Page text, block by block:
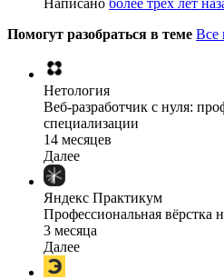
Написано более трёх лет
Помогут разобраться в теме Все
Нетология
Веб-разработчик с нуля:
специализации
14 месяцев
Далее
Яндекс Практикум
Профессиональная вёрстка
3 месяца
Далее